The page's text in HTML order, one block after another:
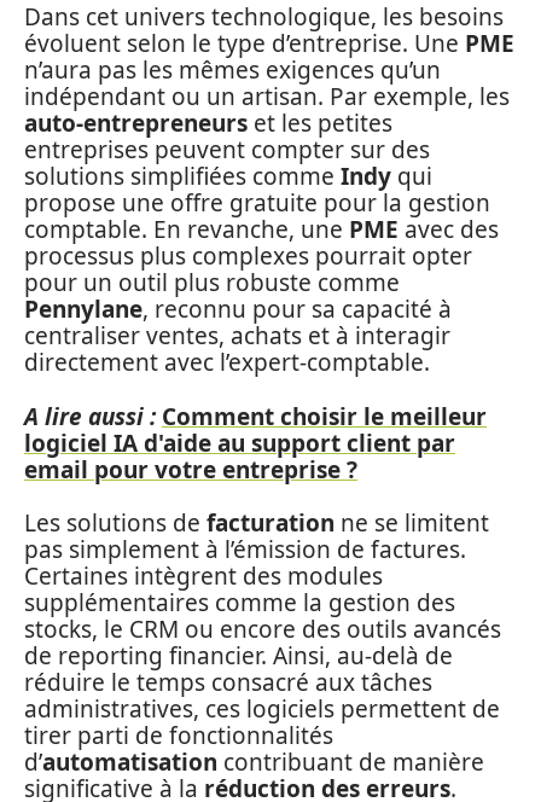
Dans cet univers technologique, les besoins
évoluent selon le type d’entreprise. Une PME
n’aura pas les mêmes exigences qu’un
indépendant ou un artisan. Par exemple, les
auto-entrepreneurs et les petites
entreprises peuvent compter sur des
solutions simplifiées comme Indy qui
propose une offre gratuite pour la gestion
comptable. En revanche, une PME avec des
processus plus complexes pourrait opter
pour un outil plus robuste comme
Pennylane, reconnu pour sa capacité à
centraliser ventes, achats et à interagir
directement avec l’expert-comptable.
A lire aussi : Comment choisir le meilleur
logiciel IA d'aide au support client par
email pour votre entreprise ?
Les solutions de facturation ne se limitent
pas simplement à l’émission de factures.
Certaines intègrent des modules
supplémentaires comme la gestion des
stocks, le CRM ou encore des outils avancés
de reporting financier. Ainsi, au-delà de
réduire le temps consacré aux tâches
administratives, ces logiciels permettent de
tirer parti de fonctionnalités
d’automatisation contribuant de manière
significative à la réduction des erreurs.